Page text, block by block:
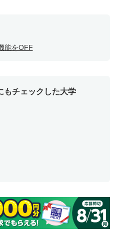
能をOFF
もチェックした大学